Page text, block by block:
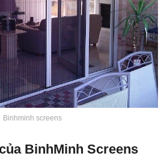
Binhminh screens
BinhMinh Screens